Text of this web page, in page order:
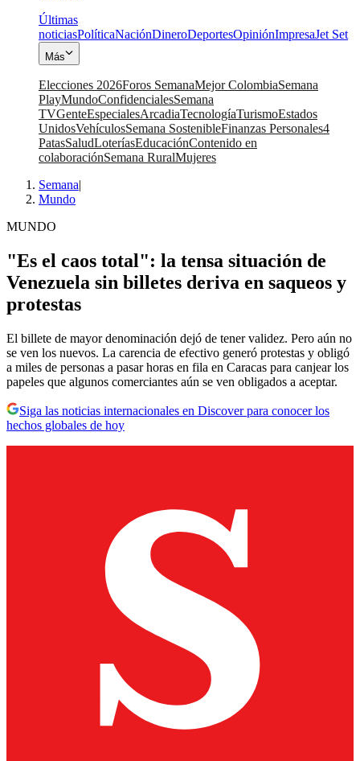
Últimas
noticiasPolíticaNaciónDineroDeportesOpiniónImpresaJet Set
Más
Elecciones 2026Foros SemanaMejor ColombiaSemana
PlayMundoConfidencialesSemana
TVGenteEspecialesArcadiaTecnologíaTurismoEstados
UnidosVehículosSemana SostenibleFinanzas Personales4
PatasSaludLoteríasEducaciónContenido en
colaboraciónSemana RuralMujeres
Semana|
Mundo
MUNDO
"Es el caos total": la tensa situación de
Venezuela sin billetes deriva en saqueos y
protestas
El billete de mayor denominación dejó de tener validez. Pero aún no
se ven los nuevos. La carencia de efectivo generó protestas y obligó
a miles de personas a pasar horas en fila en Caracas para canjear los
papeles que algunos comerciantes aún se ven obligados a aceptar.
Siga las noticias internacionales en Discover para conocer los
hechos globales de hoy